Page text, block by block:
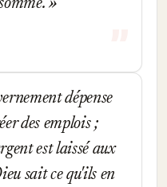
dépense
des emplois ;
est laissé aux
sait ce qu'ils en